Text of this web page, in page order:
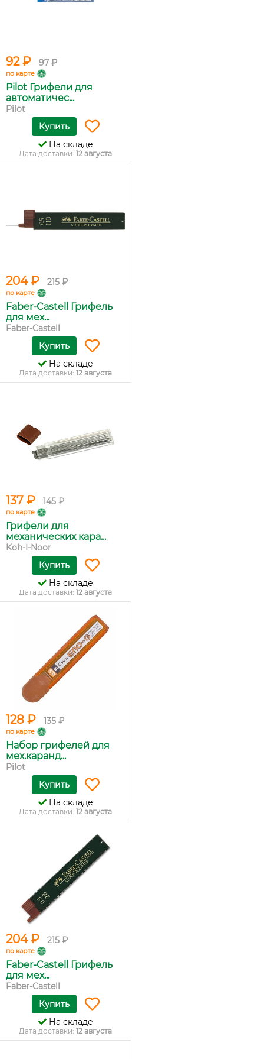
92 ₽ 97 ₽
по карте
Pilot Грифели для
автоматичес...
Pilot
Купить
На складе
Дата доставки: 12 августа
204 ₽ 215 ₽
по карте
Faber-Castell Грифель
для мех...
Faber-Castell
Купить
На складе
Дата доставки: 12 августа
137 ₽ 145 ₽
по карте
Грифели для
механических кара...
Koh-I-Noor
Купить
На складе
Дата доставки: 12 августа
128 ₽ 135 ₽
по карте
Набор грифелей для
мех.каранд...
Pilot
Купить
На складе
Дата доставки: 12 августа
204 ₽ 215 ₽
по карте
Faber-Castell Грифель
для мех...
Faber-Castell
Купить
На складе
Дата доставки: 12 августа